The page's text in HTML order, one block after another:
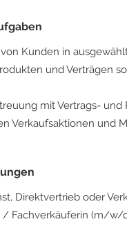
Kunden in
und Verträgen
mit Vertrags-
Verkaufsaktionen und
Direktvertrieb oder
Fachverkäuferin (m/